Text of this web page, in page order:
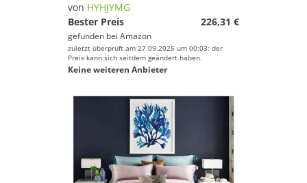
von HYHJYMG
Bester Preis
226,31 €
gefunden bei Amazon
zuletzt überprüft am 27.09.2025 um 00:03; der
Preis kann sich seitdem geändert haben.
Keine weiteren Anbieter